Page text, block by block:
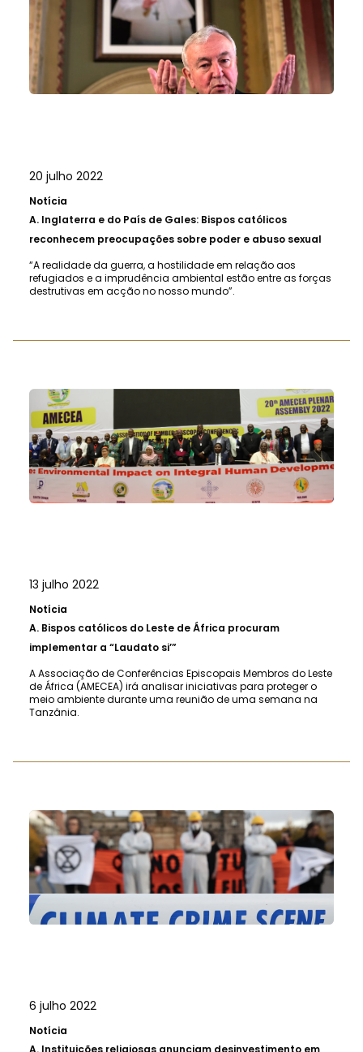
20 julho 2022
Notícia
A. Inglaterra e do País de Gales: Bispos católicos
reconhecem preocupações sobre poder e abuso sexual
“A realidade da guerra, a hostilidade em relação aos
refugiados e a imprudência ambiental estão entre as forças
destrutivas em acção no nosso mundo”.
13 julho 2022
Notícia
A. Bispos católicos do Leste de África procuram
implementar a “Laudato si’”
A Associação de Conferências Episcopais Membros do Leste
de África (AMECEA) irá analisar iniciativas para proteger o
meio ambiente durante uma reunião de uma semana na
Tanzânia.
6 julho 2022
Notícia
A. Instituições religiosas anunciam desinvestimento em